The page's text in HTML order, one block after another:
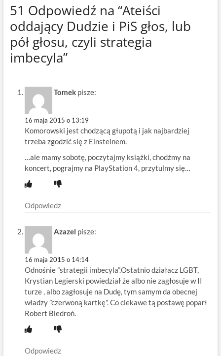
51 Odpowiedź na “Ateiści
oddający Dudzie i PiS głos, lub
pół głosu, czyli strategia
imbecyla”
Tomek pisze:
16 maja 2015 o 13:19
Komorowski jest chodzącą głupotą i jak najbardziej
trzeba zgodzić się z Einsteinem.
…ale mamy sobotę, poczytajmy książki, chodźmy na
koncert, pograjmy na PlayStation 4, przytulmy się…
Odpowiedz
Azazel pisze:
16 maja 2015 o 14:14
Odnośnie ”strategii imbecyla”.Ostatnio działacz LGBT,
Krystian Legierski powiedział że albo nie zagłosuje w II
turze , albo zagłosuje na Dudę, tym samym da obecnej
władzy ”czerwoną kartkę”. Co ciekawe tą postawę poparł
Robert Biedroń.
Odpowiedz